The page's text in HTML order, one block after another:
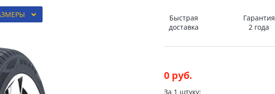
Быстрая
доставка
Гарантия
2 года
0 руб.
За 1 штуку: